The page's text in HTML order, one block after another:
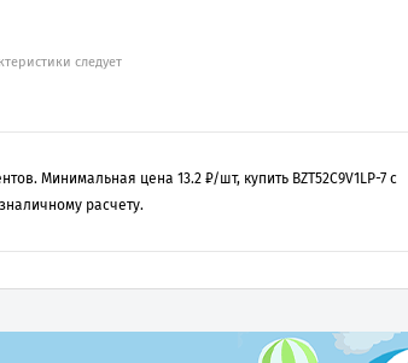
следует
Минимальная цена 13.2 ₽/шт, купить BZT52C9V1LP-7 с
расчету.